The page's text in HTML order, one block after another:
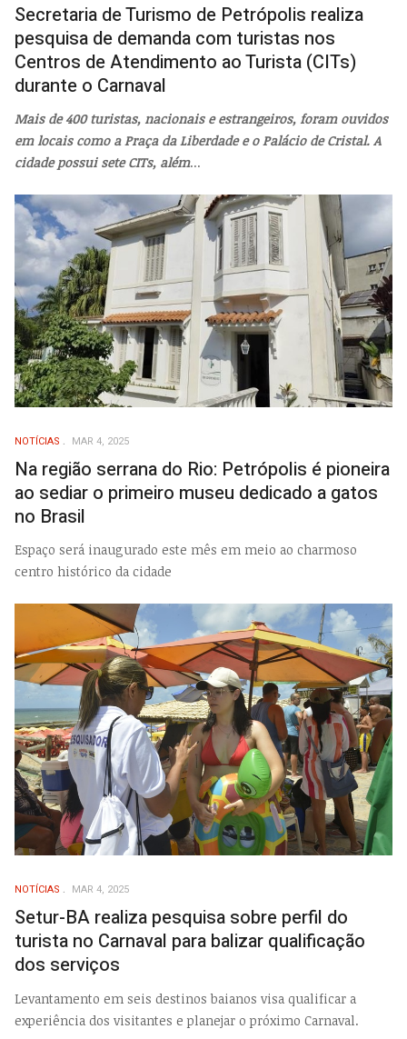
Secretaria de Turismo de Petrópolis realiza
pesquisa de demanda com turistas nos
Centros de Atendimento ao Turista (CITs)
durante o Carnaval
Mais de 400 turistas, nacionais e estrangeiros, foram ouvidos
em locais como a Praça da Liberdade e o Palácio de Cristal. A
cidade possui sete CITs, além...
NOTÍCIAS MAR 4, 2025
Na região serrana do Rio: Petrópolis é pioneira
ao sediar o primeiro museu dedicado a gatos
no Brasil
Espaço será inaugurado este mês em meio ao charmoso
centro histórico da cidade
NOTÍCIAS MAR 4, 2025
Setur-BA realiza pesquisa sobre perfil do
turista no Carnaval para balizar qualificação
dos serviços
Levantamento em seis destinos baianos visa qualificar a
experiência dos visitantes e planejar o próximo Carnaval.